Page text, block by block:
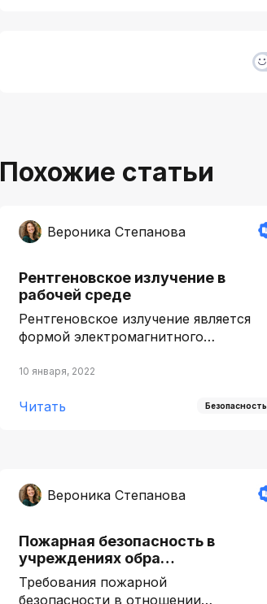
Похожие статьи
Вероника Степанова
Рентгеновское излучение в
рабочей среде
Рентгеновское излучение является
формой электромагнитного…
10 января, 2022
Читать Безопасность
Вероника Степанова
Пожарная безопасность в
учреждениях обра…
Требования пожарной
безопасности в отношении…